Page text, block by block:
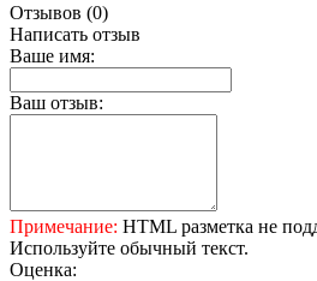
Отзывов (0)
Написать отзыв
Ваше имя:
Ваш отзыв:
Примечание: HTML разметка не
Используйте обычный текст.
Оценка: